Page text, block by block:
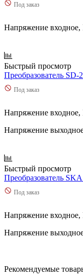
Под заказ
Напряжение
Быстрый просмотр
Преобразователь SD-
Под заказ
Напряжение
Напряжение
Быстрый просмотр
Преобразователь
Под заказ
Напряжение
Напряжение
Рекомендуемые